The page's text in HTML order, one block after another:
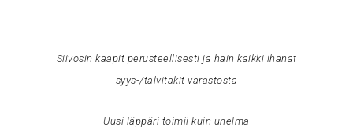
Siivosin kaapit perusteellisesti ja hain kaikki ihanat
syys-/talvitakit varastosta
Uusi läppäri toimii kuin unelma